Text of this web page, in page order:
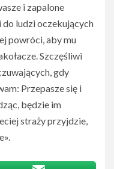
i zapalone
ludzi oczekujących
powróci, aby mu
Szczęśliwi
gdy
Przepasze się i
będzie im
straży przyjdzie,